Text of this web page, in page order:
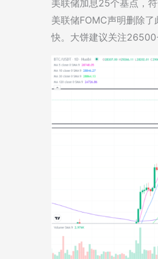
美联储加息25个基点，
美联储FOMC声明删除
快。大饼建议关注